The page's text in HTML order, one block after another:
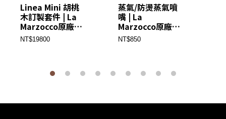
Linea Mini 胡桃
木訂製套件 | La
Marzocco原廠零
件
NT$19800
蒸氣/防燙蒸氣噴
嘴 | La
Marzocco原廠零
件
NT$850